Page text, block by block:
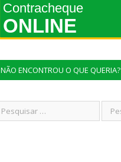
Contracheque
ONLINE
NÃO ENCONTROU O QUE QUERIA?